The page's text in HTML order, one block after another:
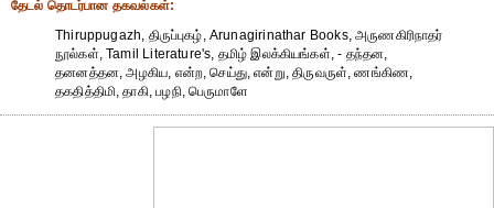
தேட‌ல் தொட‌ர்பான தகவ‌ல்க‌ள்:
Thiruppugazh, திருப்புகழ், Arunagirinathar Books, அருணகிரிநாதர்
நூல்கள், Tamil Literature's, தமிழ் இலக்கியங்கள், - தந்தன,
தனனத்தன, அழகிய, என்ற, செய்து, என்று, திருவருள், ணங்கிண,
தகதித்திமி, தாகி, பழநி, பெருமாளே